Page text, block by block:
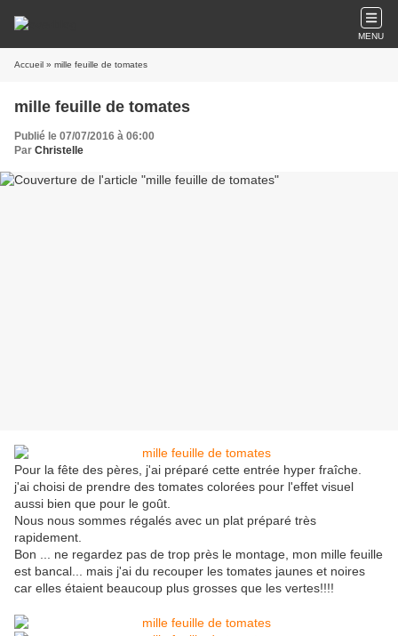
MENU
Accueil » mille feuille de tomates
mille feuille de tomates
Publié le 07/07/2016 à 06:00
Par Christelle
Pour la fête des pères, j'ai préparé cette entrée hyper fraîche.
j'ai choisi de prendre des tomates colorées pour l'effet visuel
aussi bien que pour le goût.
Nous nous sommes régalés avec un plat préparé très
rapidement.
Bon ... ne regardez pas de trop près le montage, mon mille feuille
est bancal... mais j'ai du recouper les tomates jaunes et noires
car elles étaient beaucoup plus grosses que les vertes!!!!